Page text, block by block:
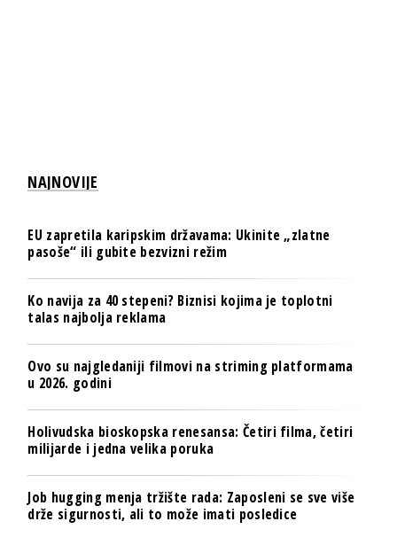
NAJNOVIJE
EU zapretila karipskim državama: Ukinite „zlatne
pasoše“ ili gubite bezvizni režim
Ko navija za 40 stepeni? Biznisi kojima je toplotni
talas najbolja reklama
Ovo su najgledaniji filmovi na striming platformama
u 2026. godini
Holivudska bioskopska renesansa: Četiri filma, četiri
milijarde i jedna velika poruka
Job hugging menja tržište rada: Zaposleni se sve više
drže sigurnosti, ali to može imati posledice